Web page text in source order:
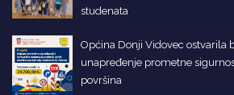
studenata
Općina Donji Vidovec ostvarila
unapređenje prometne
površina